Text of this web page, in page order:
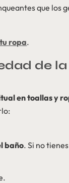
que los
ropa.
de
en toallas y
baño. Si no